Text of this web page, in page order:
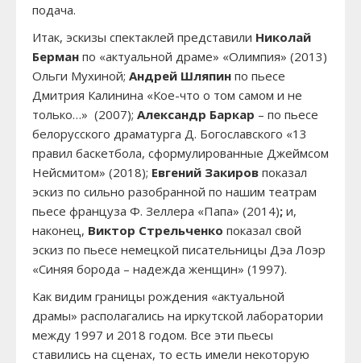
подача.
Итак, эскизы спектаклей представили Николай
Берман по «актуальной драме» «Олимпия» (2013)
Ольги Мухиной; Андрей Шляпин по пьесе
Дмитрия Калинина «Кое-что о том самом и не
только…» (2007); Александр Баркар – по пьесе
белорусского драматурга Д. Богославского «13
правил баскетбола, сформулированные Джеймсом
Нейсмитом» (2018); Евгений Закиров показал
эскиз по сильно разобранной по нашим театрам
пьесе француза Ф. Зеллера «Папа» (2014); и,
наконец, Виктор Стрельченко показал свой
эскиз по пьесе немецкой писательницы Дэа Лоэр
«Синяя борода – надежда женщин» (1997).
Как видим границы рождения «актуальной
драмы» располагались на иркутской лаборатории
между 1997 и 2018 годом. Все эти пьесы
ставились на сценах, то есть имели некоторую